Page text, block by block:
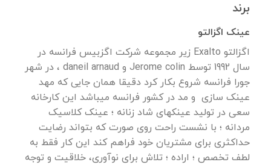
برند
عینک اگزالتو
اگزالتو Exalto زیر مجموعه شرکت اگزبیس فرانسه در
سال 1992 توسط Jerome colin و daneil arnaud ، در شهر
جورا فرانسه شروع بکار کرد دقیقا همان جایی که مهد
عینک سازی و مد در کشور فرانسه میباشد این کارخانه
سعی در تولید عینکهای شاد زنانه ؛ عینک کلاسیک
مردانه ؛ با نشست راحت روی صورت که بتواند رضایت
حداکثری برای مشتریان خود فراهم کند این کار فقط به
لطف تخصص ؛ اراده ؛ تلاش برای نوآوری، خلاقیت و توجه